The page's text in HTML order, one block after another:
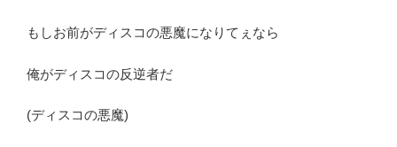
もしお前がディスコの悪魔になりてぇなら
俺がディスコの反逆者だ
(ディスコの悪魔)